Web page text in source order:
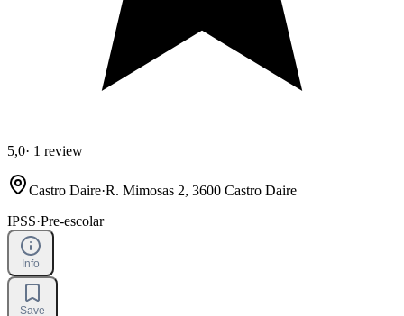
5,0· 1 review
Castro Daire·R. Mimosas 2, 3600 Castro Daire
IPSS·Pre-escolar
Info
Save